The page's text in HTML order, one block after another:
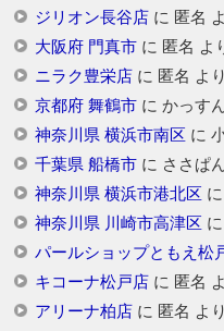
ジリオン長谷店に 匿名
大阪府 門真市に 匿名 よ
ニラク豊栄店に 匿名 より
京都府 舞鶴市に かっす
神奈川県 横浜市南区 に
千葉県 船橋市に ささぱ
神奈川県 横浜市港北区 に
神奈川県 川崎市高津区 に
パールショップともえ松
キコーナ松戸店に 匿名
アリーナ柏店に 匿名 より